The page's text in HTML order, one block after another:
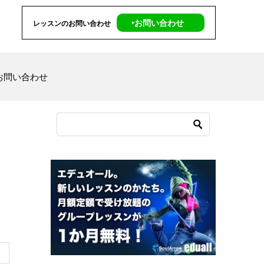
レッスンのお問い合わせ ‣お問い合わせ
問い合わせ